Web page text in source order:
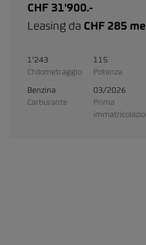
CHF 31'900.-
Leasing da CHF 285
1'243
Chilometraggio
115
Potenza
Benzina
Carburante
03/2026
Prima